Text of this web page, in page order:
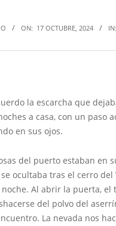
ON: 17 OCTUBRE, 2024 IN:
la escarcha que
a casa, con un paso
en sus ojos.
del puerto estaban en
ocultaba tras el cerro del
Al abrir la puerta, el
del polvo del
La nevada nos